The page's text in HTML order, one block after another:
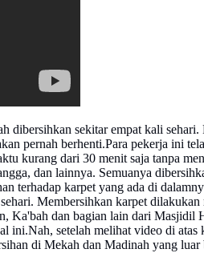
sekitar empat kali
pernah berhenti.Para pekerja ini
kurang dari 30 menit saja tanpa
dan lainnya. Semuanya
terhadap karpet yang ada di
Membersihkan karpet
Ka'bah dan bagian lain dari
setelah melihat video di
di Mekah dan Madinah yang luar